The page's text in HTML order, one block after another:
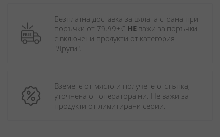
Безплатна доставка за цялата страна при
поръчки от 79.99+€ НЕ важи за поръчки
с включени продукти от категория
"Други".
Вземете от място и получете отстъпка,
уточнена от оператора ни. Не важи за
продукти от лимитирани серии.